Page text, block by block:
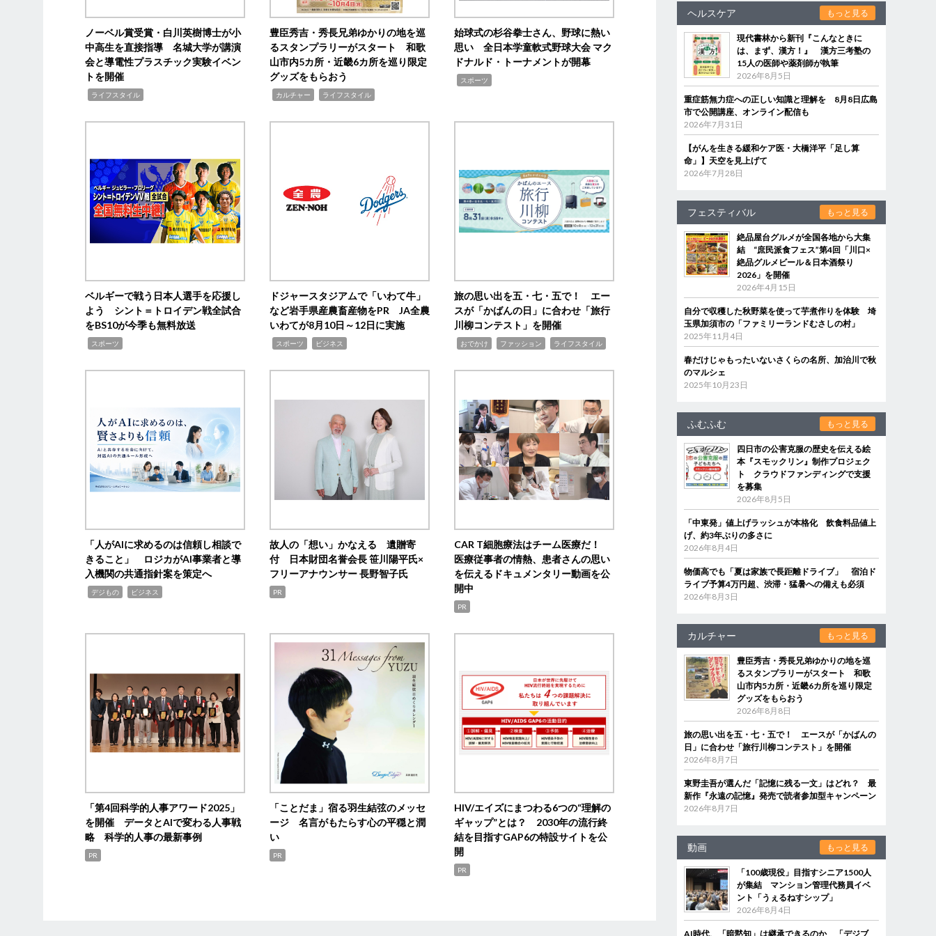
ノーベル賞受賞・白川英樹博士が小
中高生を直接指導 名城大学が講演
会と導電性プラスチック実験イベン
トを開催
ライフスタイル
豊臣秀吉・秀長兄弟ゆかりの地を巡
るスタンプラリーがスタート 和歌
山市内5カ所・近畿6カ所を巡り限定
グッズをもらおう
カルチャー ライフスタイル
始球式の杉谷拳士さん、野球に熱い
思い 全日本学童軟式野球大会 マク
ドナルド・トーナメントが開幕
スポーツ
ベルギーで戦う日本人選手を応援し
よう シント＝トロイデン戦全試合
をBS10が今季も無料放送
スポーツ
ドジャースタジアムで「いわて牛」
など岩手県産農畜産物をPR JA全農
いわてが8月10日～12日に実施
スポーツ ビジネス
旅の思い出を五・七・五で！ エー
スが「かばんの日」に合わせ「旅行
川柳コンテスト」を開催
おでかけ ファッション ライフスタイル
「人がAIに求めるのは信頼し相談で
きること」 ロジカがAI事業者と導
入機関の共通指針案を策定へ
デジもの ビジネス
故人の「想い」かなえる 遺贈寄
付 日本財団名誉会長 笹川陽平氏×
フリーアナウンサー 長野智子氏
PR
CAR T細胞療法はチーム医療だ！
医療従事者の情熱、患者さんの思い
を伝えるドキュメンタリー動画を公
開中
PR
「第4回科学的人事アワード2025」
を開催 データとAIで変わる人事戦
略 科学的人事の最新事例
PR
「ことだま」宿る羽生結弦のメッセ
ージ 名言がもたらす心の平穏と潤
い
PR
HIV/エイズにまつわる6つの“理解の
ギャップ”とは？ 2030年の流行終
結を目指すGAP6の特設サイトを公
開
PR
ヘルスケア もっと見る
現代書林から新刊『こんなときに
は、まず、漢方！』 漢方三考塾の
15人の医師や薬剤師が執筆
2026年8月5日
重症筋無力症への正しい知識と理解を 8月8日広島
市で公開講座、オンライン配信も
2026年7月31日
【がんを生きる緩和ケア医・大橋洋平「足し算
命」】天空を見上げて
2026年7月28日
フェスティバル もっと見る
絶品屋台グルメが全国各地から大集
結 “庶民派食フェス”第4回「川口×
絶品グルメビール＆日本酒祭り
2026」を開催
2026年4月15日
自分で収穫した秋野菜を使って芋煮作りを体験 埼
玉県加須市の「ファミリーランドむさしの村」
2025年11月4日
春だけじゃもったいないさくらの名所、加治川で秋
のマルシェ
2025年10月23日
ふむふむ もっと見る
四日市の公害克服の歴史を伝える絵
本『スモックリン』制作プロジェク
ト クラウドファンディングで支援
を募集
2026年8月5日
「中東発」値上げラッシュが本格化 飲食料品値上
げ、約3年ぶりの多さに
2026年8月4日
物価高でも「夏は家族で長距離ドライブ」 宿泊ド
ライブ予算4万円超、渋滞・猛暑への備えも必須
2026年8月3日
カルチャー もっと見る
豊臣秀吉・秀長兄弟ゆかりの地を巡
るスタンプラリーがスタート 和歌
山市内5カ所・近畿6カ所を巡り限定
グッズをもらおう
2026年8月8日
旅の思い出を五・七・五で！ エースが「かばんの
日」に合わせ「旅行川柳コンテスト」を開催
2026年8月7日
東野圭吾が選んだ「記憶に残る一文」はどれ？ 最
新作『永遠の記憶』発売で読者参加型キャンペーン
2026年8月7日
動画 もっと見る
「100歳現役」目指すシニア1500人
が集結 マンション管理代務員イベ
ント「うぇるねすシップ」
2026年8月4日
AI時代、「暗黙知」は継承できるのか 「デジブ